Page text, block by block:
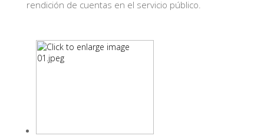
rendición de cuentas en el servicio público.